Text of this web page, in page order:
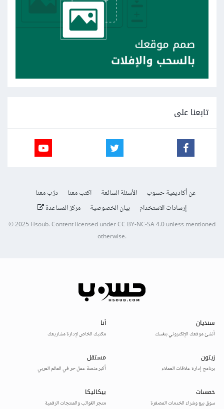
تابعنا على
عن أكاديمية حسوب الأسئلة الشائعة اكتب معنا
درّب معنا
إرشادات الاستخدام
بيان الخصوصية مركز المساعدة
© 2025Hsoub.Content licensed underCC BY-NC-SA 4.0unless mentioned
otherwise.